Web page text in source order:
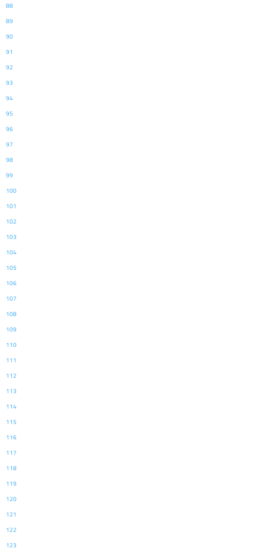
88
89
90
91
92
93
94
95
96
97
98
99
100
101
102
103
104
105
106
107
108
109
110
111
112
113
114
115
116
117
118
119
120
121
122
123